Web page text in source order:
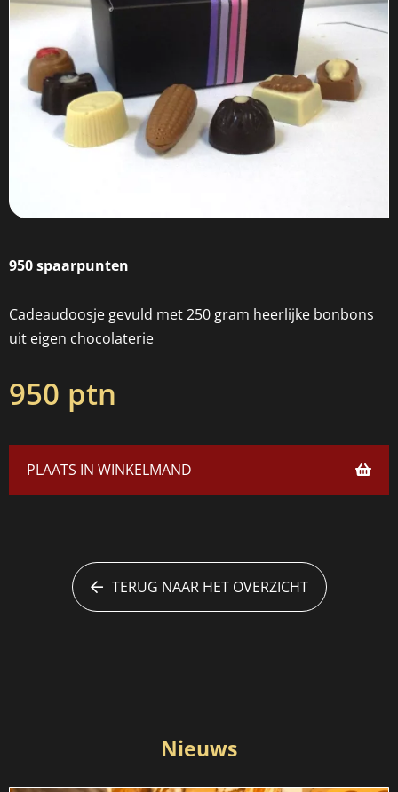
950 spaarpunten
Cadeaudoosje gevuld met 250 gram heerlijke bonbons
uit eigen chocolaterie
950 ptn
PLAATS IN WINKELMAND
TERUG NAAR HET OVERZICHT
Nieuws